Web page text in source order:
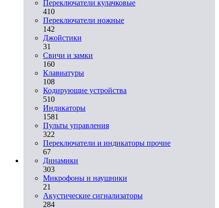
Переключатели кулачковые
410
Переключатели ножные
142
Джойстики
31
Свичи и замки
160
Клавиатуры
108
Кодирующие устройства
510
Индикаторы
1581
Пульты управления
322
Переключатели и индикаторы прочие
67
Динамики
303
Микрофоны и наушники
21
Акустические сигнализаторы
284